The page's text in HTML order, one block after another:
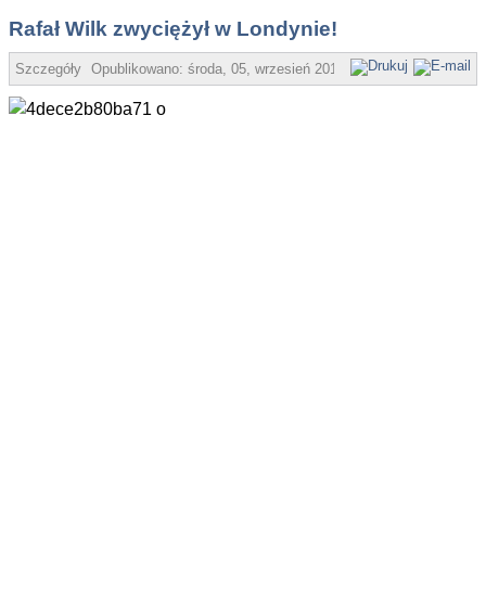
Rafał Wilk zwyciężył w Londynie!
Szczegóły Opublikowano: środa, 05, wrzesień 2012 18:59 espeedway.pl